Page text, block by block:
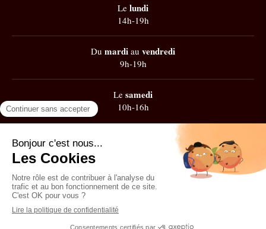
Le lundi
14h-19h
Du mardi au vendredi
9h-19h
Le samedi
10h-16h
Google
101 avis
Contacter Zest' de Flow